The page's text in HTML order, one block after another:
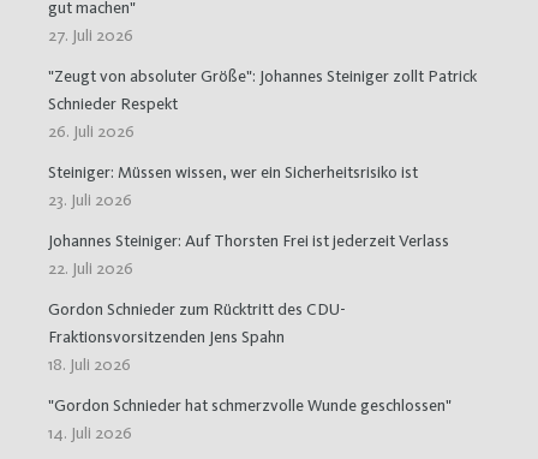
gut machen"
27. Juli 2026
"Zeugt von absoluter Größe": Johannes Steiniger zollt Patrick
Schnieder Respekt
26. Juli 2026
Steiniger: Müssen wissen, wer ein Sicherheitsrisiko ist
23. Juli 2026
Johannes Steiniger: Auf Thorsten Frei ist jederzeit Verlass
22. Juli 2026
Gordon Schnieder zum Rücktritt des CDU-
Fraktionsvorsitzenden Jens Spahn
18. Juli 2026
"Gordon Schnieder hat schmerzvolle Wunde geschlossen"
14. Juli 2026